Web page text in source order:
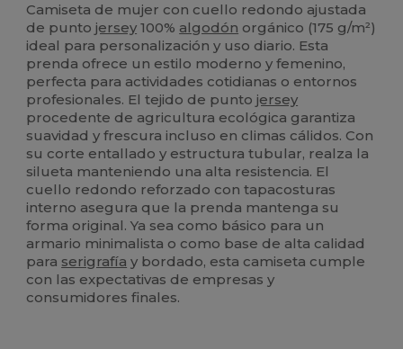
Camiseta de mujer con cuello redondo ajustada
de puntojersey 100% algodón orgánico (175 g/m²)
ideal para personalización y uso diario. Esta
prenda ofrece un estilo moderno y femenino,
perfecta para actividades cotidianas o entornos
profesionales. El tejido de puntojersey
procedente de agricultura ecológica garantiza
suavidad y frescura incluso en climas cálidos. Con
su corte entallado y estructura tubular, realza la
silueta manteniendo una alta resistencia. El
cuello redondo reforzado con tapacosturas
interno asegura que la prenda mantenga su
forma original. Ya sea como básico para un
armario minimalista o como base de alta calidad
para serigrafía y bordado, esta camiseta cumple
con las expectativas de empresas y
consumidores finales.